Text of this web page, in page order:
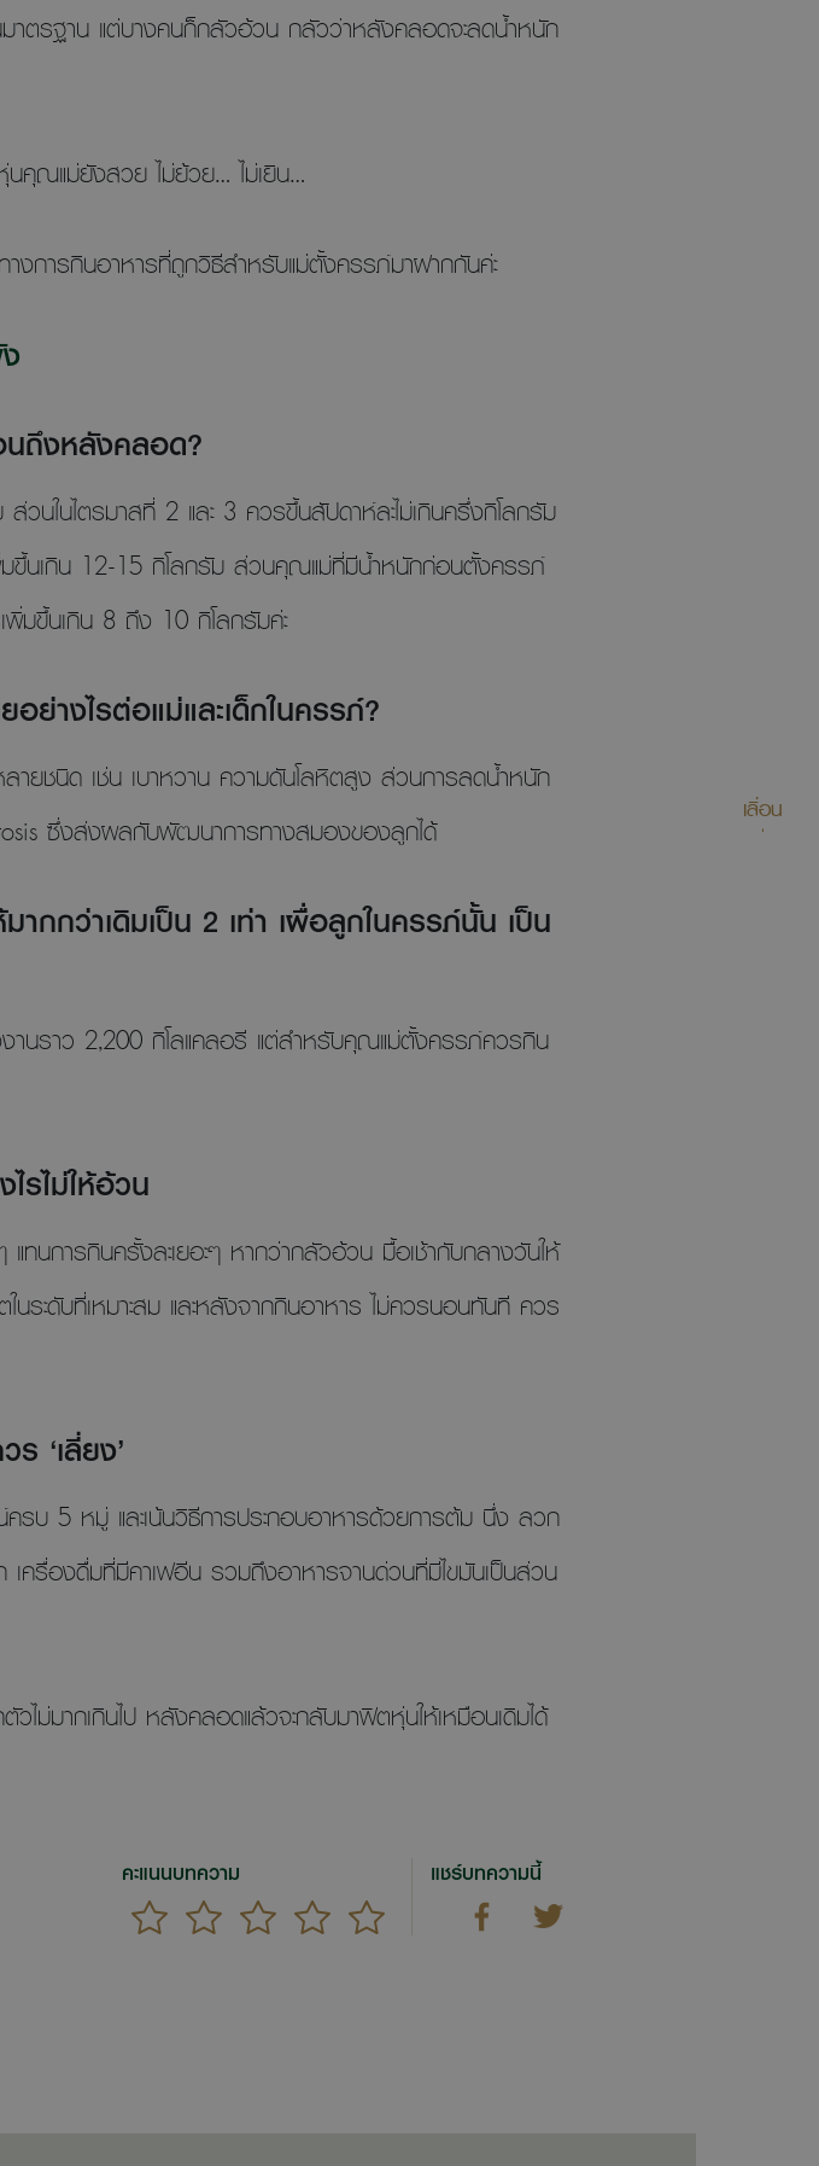
าตรฐาน แต่บางคนก็กลัวอ้วน กลัวว่าหลังคลอดจะลดน้ำหนัก
นคุณแม่ยังสวย ไม่ย้วย… ไม่เยิน…
างการกินอาหารที่ถูกวิธีสำหรับแม่ตั้งครรภ์มาฝากกันค่ะ
ถึงหลังคลอด?
นในไตรมาสที่ 2 และ 3 ควรขึ้นสัปดาห์ละไม่เกินครึ่งกิโลกรัม
ขึ้นเกิน 12-15 กิโลกรัม ส่วนคุณแม่ที่มีน้ำหนักก่อนตั้งครรภ์
มขึ้นเกิน 8 ถึง 10 กิโลกรัมค่ะ
ย่างไรต่อแม่และเด็กในครรภ์?
ายชนิด เช่น เบาหวาน ความดันโลหิตสูง ส่วนการลดน้ำหนัก
ซึ่งส่งผลกับพัฒนาการทางสมองของลูกได้
กกว่าเดิมเป็น 2 เท่า เผื่อลูกในครรภ์นั้น เป็น
งานราว 2,200 กิโลแคลอรี แต่สำหรับคุณแม่ตั้งครรภ์ควรกิน
รไม่ให้อ้วน
ทนการกินครั้งละเยอะๆ หากว่ากลัวอ้วน มื้อเช้ากับกลางวันให้
นระดับที่เหมาะสม และหลังจากกินอาหาร ไม่ควรนอนทันที ควร
‘เลี่ยง’
รบ 5 หมู่ และเน้นวิธีการประกอบอาหารด้วยการต้ม นึ่ง ลวก
รื่องดื่มที่มีคาเฟอีน รวมถึงอาหารจานด่วนที่มีไขมันเป็นส่วน
ม่มากเกินไป หลังคลอดแล้วจะกลับมาฟิตหุ่นให้เหมือนเดิมได้
คะแนนบทความ แชร์บทความนี้
เลื่อน